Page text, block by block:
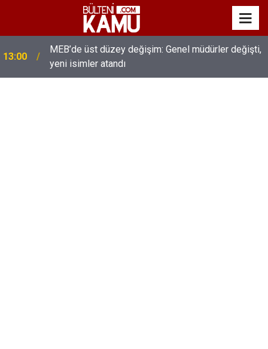
13:00
MEB’de üst düzey değişim: Genel müdürler değişti,
yeni isimler atandı